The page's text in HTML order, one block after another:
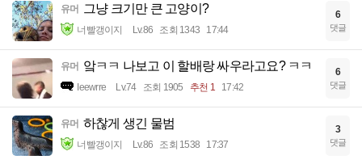
유머 그냥 크기만 큰 고양이?
너빨갱이지 Lv.86 조회 1343 17:44
6
댓글
유머 앜ㅋㅋ 나보고 이 할배랑 싸우라고요? ㅋㅋ
Ieewrre Lv.74 조회 1905 추천 1 17:42
6
댓글
유머 하찮게 생긴 물범
너빨갱이지 Lv.86 조회 1538 17:37
3
댓글